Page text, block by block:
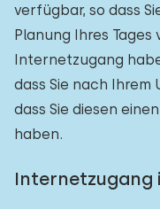
verfügbar, so dass
Planung Ihres
Internetzugang
dass Sie nach
dass Sie diesen
haben.
Internetzugang